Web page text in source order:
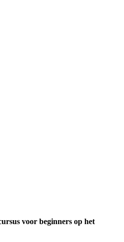
voor beginners op het